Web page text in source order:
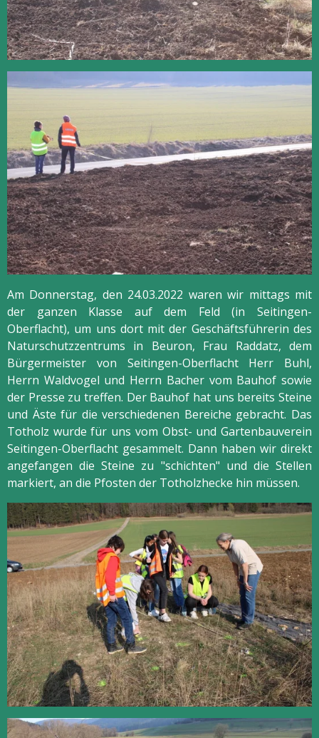
Am Donnerstag, den 24.03.2022 waren wir mittags mit
der ganzen Klasse auf dem Feld (in Seitingen-
Oberflacht), um uns dort mit der Geschäftsführerin des
Naturschutzzentrums in Beuron, Frau Raddatz, dem
Bürgermeister von Seitingen-Oberflacht Herr Buhl,
Herrn Waldvogel und Herrn Bacher vom Bauhof sowie
der Presse zu treffen. Der Bauhof hat uns bereits Steine
und Äste für die verschiedenen Bereiche gebracht. Das
Totholz wurde für uns vom Obst- und Gartenbauverein
Seitingen-Oberflacht gesammelt. Dann haben wir direkt
angefangen die Steine zu "schichten" und die Stellen
markiert, an die Pfosten der Totholzhecke hin müssen.